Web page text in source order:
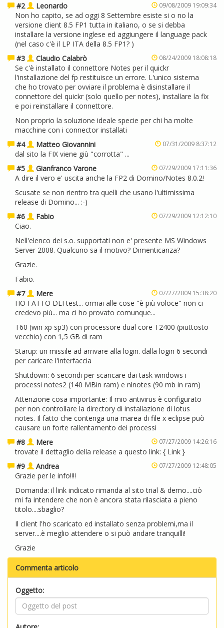
#2
Leonardo 09/08/2009 19:09:34
Non ho capito, se ad oggi 8 Settembre esiste si o no la
versione client 8.5 FP1 tutta in italiano, o se si debba
installare la versione inglese ed aggiungere il language pack
(nel caso c'è il LP ITA della 8.5 FP1? )
#3
Claudio Calabrò 08/24/2009 18:08:18
Se c'è installato il connettore Notes per il quickr
l'installazione del fp restituisce un errore. L'unico sistema
che ho trovato per ovviare il problema è disinstallare il
connettore del quickr (solo quello per notes), installare la fix
e poi reinstallare il connettore.
Non proprio la soluzione ideale specie per chi ha molte
macchine con i connector installati
#4
Matteo Giovannini 07/31/2009 8:37:12
dal sito la FIX viene giù "corrotta" ...
#5
Gianfranco Varone 07/29/2009 17:11:36
A dire il vero e' uscita anche la FP2 di Domino/Notes 8.0.2!
Scusate se non rientro tra quelli che usano l'ultimissima
release di Domino... :-)
#6
Fabio 07/29/2009 12:12:10
Ciao.
Nell'elenco dei s.o. supportati non e' presente MS Windows
Server 2008. Qualcuno sa il motivo? Dimenticanza?
Grazie.
Fabio.
#7
Mere 07/27/2009 15:38:20
HO FATTO DEI test... ormai alle cose "è più voloce" non ci
credevo più... ma ci ho provato comunque...
T60 (win xp sp3) con processore dual core T2400 (piuttosto
vecchio) con 1,5 GB di ram
Starup: un missile ad arrivare alla login. dalla login 6 secondi
per caricare l'interfaccia
Shutdown: 6 secondi per scaricare dai task windows i
processi notes2 (140 MBin ram) e nlnotes (90 mb in ram)
Attenzione cosa importante: Il mio antivirus è configurato
per non controllare la directory di installazione di lotus
notes. Il fatto che contenga una marea di file x eclipse può
causare un forte rallentamento dei processi
#8
Mere 07/27/2009 14:26:16
trovate il dettaglio della release a questo link: { Link }
#9
Andrea 07/27/2009 12:48:05
Grazie per le info!!!!
Domanda: il link indicato rimanda al sito trial & demo....ciò
mi fa intendere che non è ancora stata rilasciata a pieno
titolo....sbaglio?
Il client l'ho scaricato ed installato senza problemi,ma il
server....è meglio attendere o si può andare tranquilli!
Grazie
Commenta articolo
Oggetto: